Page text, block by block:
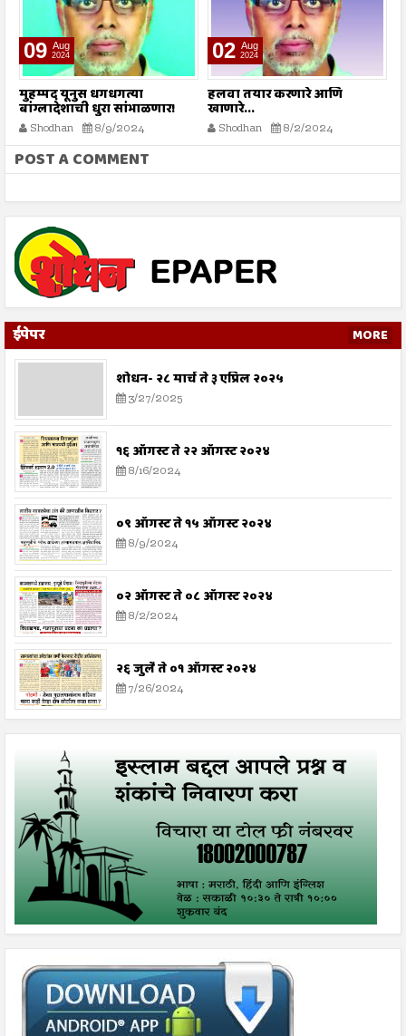
09 Aug
2024
मुहम्मद यूनुस धगधगत्या
बांग्लादेशाची धुरा सांभाळणार!
Shodhan 8/9/2024
02 Aug
2024
हलवा तयार करणारे आणि
खाणारे...
Shodhan 8/2/2024
POST A COMMENT
ईपेपर MORE
शोधन- २८ मार्च ते ३ एप्रिल २०२५
3/27/2025
१६ ऑगस्ट ते २२ ऑगस्ट २०२४
8/16/2024
०९ ऑगस्ट ते १५ ऑगस्ट २०२४
8/9/2024
०२ ऑगस्ट ते ०८ ऑगस्ट २०२४
8/2/2024
२६ जुलै ते ०१ ऑगस्ट २०२४
7/26/2024